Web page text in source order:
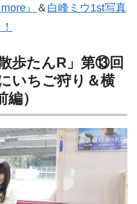
』 ＆ 白峰ミウ1st写真
歩たんR」第⑬回
いちご狩り＆横
）